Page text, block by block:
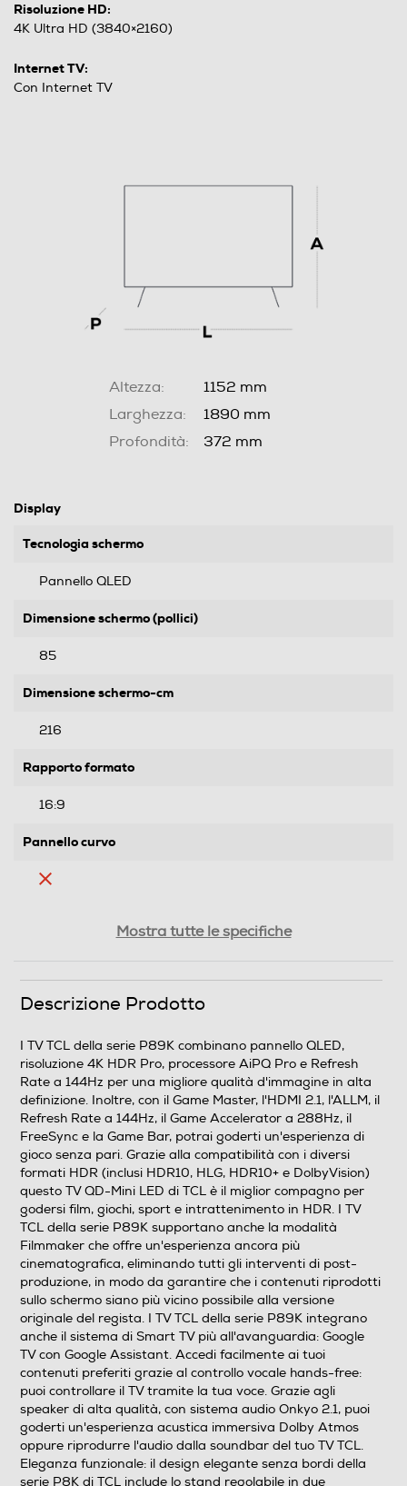
Risoluzione HD:
4K Ultra HD (3840×2160)
Internet TV:
Con Internet TV
Altezza:
1152 mm
Larghezza:
1890 mm
Profondità:
372 mm
Display
Tecnologia schermo
Pannello QLED
Dimensione schermo (pollici)
85
Dimensione schermo-cm
216
Rapporto formato
16:9
Pannello curvo
Risoluzione HD
4K Ultra HD (3840×2160)
Risoluzione
4 K
HDR High Dinamic Range
Luminosità-candele m/2
450
Tipologia
Internet TV
Mostra tutte le specifiche
Descrizione Prodotto
I TV TCL della serie P89K combinano pannello QLED,
risoluzione 4K HDR Pro, processore AiPQ Pro e Refresh
Rate a 144Hz per una migliore qualità d'immagine in alta
definizione. Inoltre, con il Game Master, l'HDMI 2.1, l'ALLM, il
Refresh Rate a 144Hz, il Game Accelerator a 288Hz, il
FreeSync e la Game Bar, potrai goderti un'esperienza di
gioco senza pari. Grazie alla compatibilità con i diversi
formati HDR (inclusi HDR10, HLG, HDR10+ e DolbyVision)
questo TV QD-Mini LED di TCL è il miglior compagno per
godersi film, giochi, sport e intrattenimento in HDR. I TV
TCL della serie P89K supportano anche la modalità
Filmmaker che offre un'esperienza ancora più
cinematografica, eliminando tutti gli interventi di post-
produzione, in modo da garantire che i contenuti riprodotti
sullo schermo siano più vicino possibile alla versione
originale del regista. I TV TCL della serie P89K integrano
anche il sistema di Smart TV più all'avanguardia: Google
TV con Google Assistant. Accedi facilmente ai tuoi
contenuti preferiti grazie al controllo vocale hands-free:
puoi controllare il TV tramite la tua voce. Grazie agli
speaker di alta qualità, con sistema audio Onkyo 2.1, puoi
goderti un'esperienza acustica immersiva Dolby Atmos
oppure riprodurre l'audio dalla soundbar del tuo TV TCL.
Eleganza funzionale: il design elegante senza bordi della
serie P8K di TCL include lo stand regolabile in due